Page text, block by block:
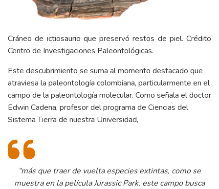
Cráneo de ictiosaurio que preservó restos de piel. Crédito
Centro de Investigaciones Paleontológicas.
Este descubrimiento se suma al momento destacado que
atraviesa la paleontología colombiana, particularmente en el
campo de la paleontología molecular. Como señala el doctor
Edwin Cadena, profesor del programa de Ciencias del
Sistema Tierra de nuestra Universidad,
“más que traer de vuelta especies extintas, como se
muestra en la película Jurassic Park, este campo busca